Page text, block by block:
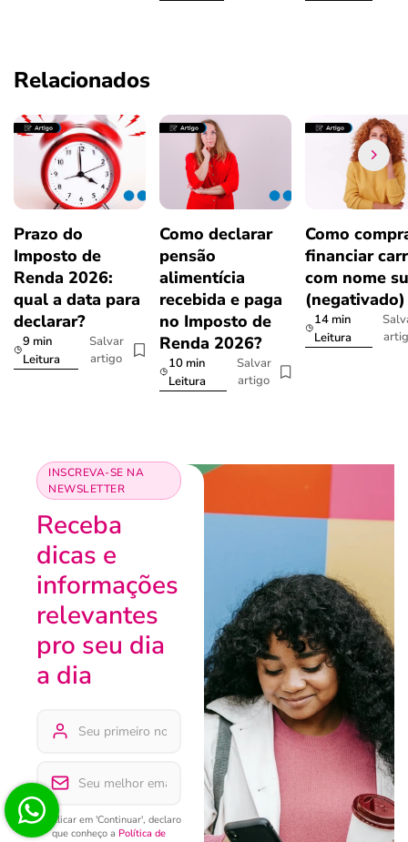
Relacionados
Prazo do
Imposto de
Renda 2026:
qual a data para
declarar?
9 min
Leitura
Salvar
artigo
Como declarar
pensão
alimentícia
recebida e paga
no Imposto de
Renda 2026?
10 min
Leitura
Salvar
artigo
Como
financiar
com nome
(negativado)
14 min
Leitura
INSCREVA-SE NA
NEWSLETTER
Receba
dicas e
informações
relevantes
pro seu dia
a dia
Ao clicar em 'Continuar', declaro
que conheço a Política de